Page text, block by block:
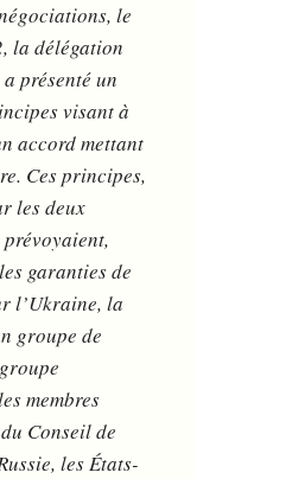
le
la délégation
présenté un
visant à
accord mettant
Ces principes,
les deux
garanties de
l’Ukraine, la
groupe de
membres
Conseil de
les États-